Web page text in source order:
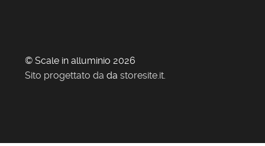
© Scale in alluminio 2026
Sito progettato da da storesite.it.